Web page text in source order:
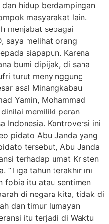
hidup berdampingan
masyarakat lain.
menjabat sebagai
saya melihat orang
siapapun. Karena
bumi dipijak, di sana
turut menyinggung
asal Minangkabau
Yamin, Mohammad
memiliki peran
Indonesia. Kontroversi ini
pidato Abu Janda yang
tersebut, Abu Janda
terhadap umat Kristen
“Tiga tahun terakhir ini
fobia itu atau sentimen
di negara kita, tidak di
dan timur lumayan
itu terjadi di Waktu